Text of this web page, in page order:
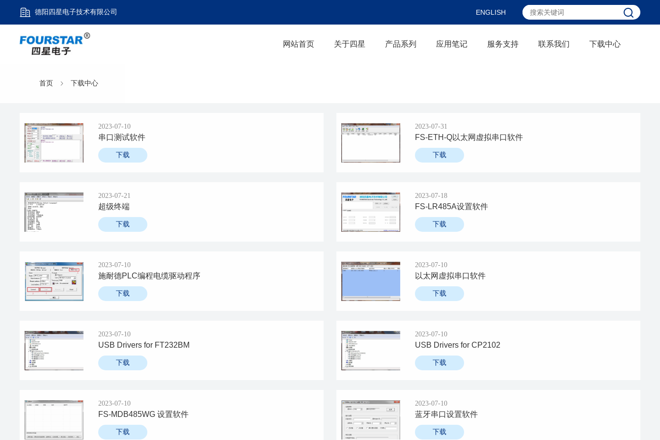
德阳四星电子技术有限公司 ENGLISH
网站首页 关于四星 产品系列 应用笔记 服务支持 联系我们 下载中心
首页 下载中心
2023-07-10
串口测试软件
下载
2023-07-31
FS-ETH-Q以太网虚拟串口软件
下载
2023-07-21
超级终端
下载
2023-07-18
FS-LR485A设置软件
下载
2023-07-10
施耐德PLC编程电缆驱动程序
下载
2023-07-10
以太网虚拟串口软件
下载
2023-07-10
USB Drivers for FT232BM
下载
2023-07-10
USB Drivers for CP2102
下载
2023-07-10
FS-MDB485WG 设置软件
下载
2023-07-10
蓝牙串口设置软件
下载